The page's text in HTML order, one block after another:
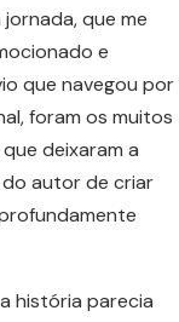
que me
e
que navegou por
foram os muitos
deixaram a
do autor de criar
história parecia